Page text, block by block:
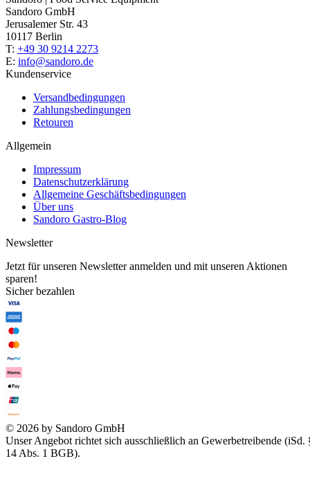
Sandoro GmbH
Jerusalemer Str. 43
10117 Berlin
T: +49 30 9214 2273
E: info@sandoro.de
Kundenservice
Versandbedingungen
Zahlungsbedingungen
Retouren
Allgemein
Impressum
Datenschutzerklärung
Allgemeine Geschäftsbedingungen
Über uns
Sandoro Gastro-Blog
Newsletter
Jetzt für unseren Newsletter anmelden und mit unseren Aktionen
sparen!
Sicher bezahlen
© 2026 by Sandoro GmbH
Unser Angebot richtet sich ausschließlich an Gewerbetreibende (iSd.
14 Abs. 1 BGB).